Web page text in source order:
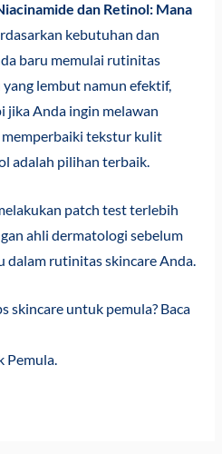
dan Retinol: Mana
kebutuhan dan
baru memulai rutinitas
lembut namun efektif,
jika Anda ingin melawan
tekstur kulit
adalah pilihan terbaik.
patch test terlebih
ahli dermatologi sebelum
dalam rutinitas skincare Anda.
skincare untuk pemula? Baca
Pemula.